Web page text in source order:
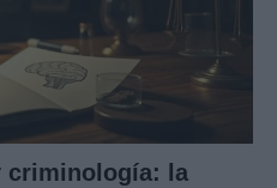
criminología: la